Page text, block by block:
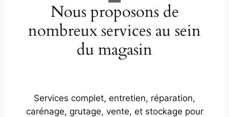
Nous proposons de
nombreux services au sein
du magasin
Services complet, entretien, réparation,
carénage, grutage, vente, et stockage pour